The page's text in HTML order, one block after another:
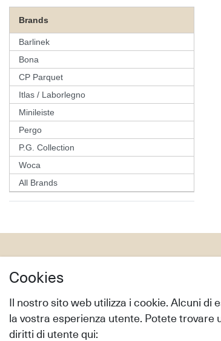
Brands
Barlinek
Bona
CP Parquet
Itlas / Laborlegno
Minileiste
Pergo
P.G. Collection
Woca
All Brands
Servizio Campioni
Guida pavimenti
Manutenzione & Pulizia
Istruzione Posa
Cookies
Il nostro sito web utilizza i cookie. Alcuni di
la vostra esperienza utente. Potete trovare
diritti di utente qui: